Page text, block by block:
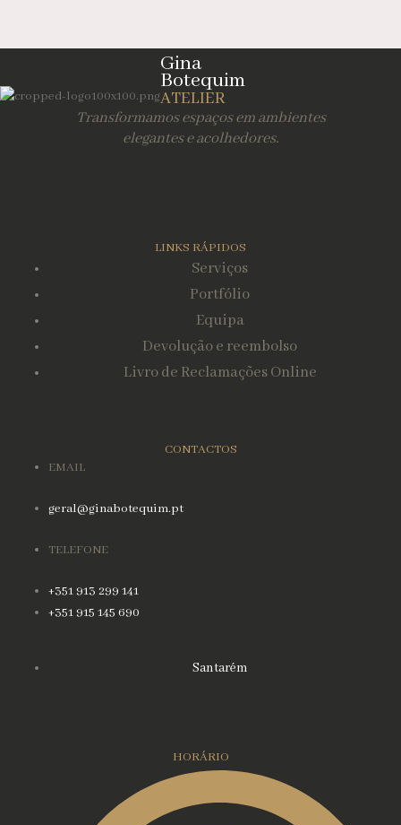
Gina
Botequim
ATELIER
Transformamos espaços em ambientes
elegantes e acolhedores.
LINKS RÁPIDOS
Serviços
Portfólio
Equipa
Devolução e reembolso
Livro de Reclamações Online
CONTACTOS
EMAIL
geral@ginabotequim.pt
TELEFONE
+351 913 299 141
+351 915 145 690
Santarém
HORÁRIO